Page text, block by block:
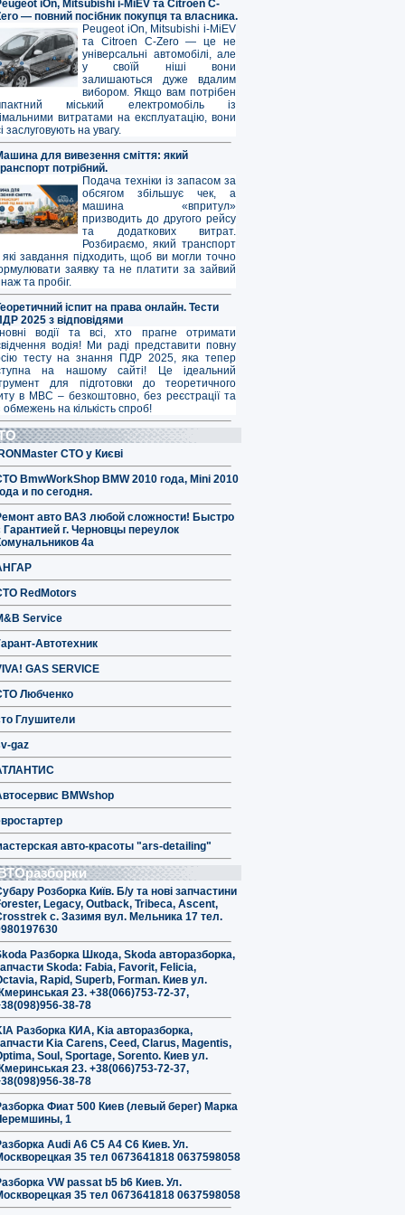
iOn, Mitsubishi i-MiEV та Citroen C-
— повний посібник покупця та власника.
Peugeot iOn, Mitsubishi i-MiEV
та Citroen C-Zero — це не
універсальні автомобілі, але
у своїй ніші вони
залишаються дуже вдалим
вибором. Якщо вам потрібен
міський електромобіль із
витратами на експлуатацію, вони
заслуговують на увагу.
для вивезення сміття: який
потрібний.
Подача техніки із запасом за
обсягом збільшує чек, а
машина «впритул»
призводить до другого рейсу
та додаткових витрат.
Розбираємо, який транспорт
які завдання підходить, щоб ви могли точно
заявку та не платити за зайвий
та пробіг.
іспит на права онлайн. Тести
2025 з відповідями
водії та всі, хто прагне отримати
водія! Ми раді представити повну
тесту на знання ПДР 2025, яка тепер
на нашому сайті! Це ідеальний
для підготовки до теоретичного
в МВС – безкоштовно, без реєстрації та
обмежень на кількість спроб!
IRONMaster СТО у Києві
BmwWorkShop BMW 2010 года, Mini 2010
и по сегодня.
авто ВАЗ любой сложности! Быстро
Гарантией г. Черновцы переулок
4а
RedMotors
Service
Автотехник
GAS SERVICE
Любченко
Глушители
gaz
BMWshop
авто-красоты "ars-detailing"
Розборка Київ. Б/у та нові запчастини
Legacy, Outback, Tribeca, Ascent,
с. Зазимя вул. Мельника 17 тел.
Разборка Шкода, Skoda авторазборка,
Skoda: Fabia, Favorit, Felicia,
Rapid, Superb, Forman. Киев ул.
23. +38(066)753-72-37,
38-78
Разборка КИА, Kia авторазборка,
Kia Carens, Ceed, Clarus, Magentis,
Soul, Sportage, Sorento. Киев ул.
23. +38(066)753-72-37,
38-78
Фиат 500 Киев (левый берег) Марка
1
Audi A6 C5 A4 C6 Киев. Ул.
35 тел 0673641818 0637598058
VW passat b5 b6 Киев. Ул.
35 тел 0673641818 0637598058